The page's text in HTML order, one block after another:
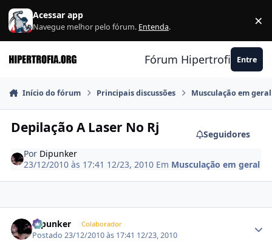
Ir para conteúdo
Acessar app
Navegue melhor pelo fórum. Entenda. ×
Fórum Hipertrofia.org
Entre
Início do fórum Principais discussões Musculação em geral
Depilação A Laser No Rj
Seguidores
Por Dipunker
23/12/2010 às 17:41 12/23, 2010 Em Musculação em geral
Dipunker Colaborador
Postado23/12/2010 às 17:41 12/23, 2010